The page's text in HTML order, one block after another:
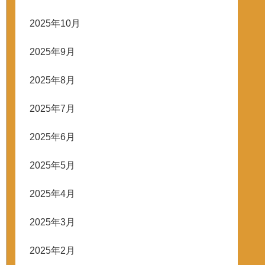
2025年10月
2025年9月
2025年8月
2025年7月
2025年6月
2025年5月
2025年4月
2025年3月
2025年2月